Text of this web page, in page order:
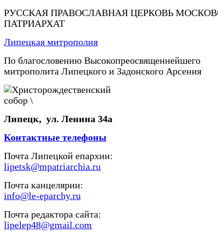
РУССКАЯ ПРАВОСЛАВНАЯ ЦЕРКОВЬ
ПАТРИАРХАТ
Липецкая митрополия
По благословению Высокопреосвященнейшего
митрополита Липецкого и Задонского Арсения
Липецк, ул. Ленина 34а
Контактные телефоны
Почта Липецкой епархии:
lipetsk@mpatriarchia.ru
Почта канцелярии:
info@le-eparchy.ru
Почта редактора сайта:
lipelep48@gmail.com